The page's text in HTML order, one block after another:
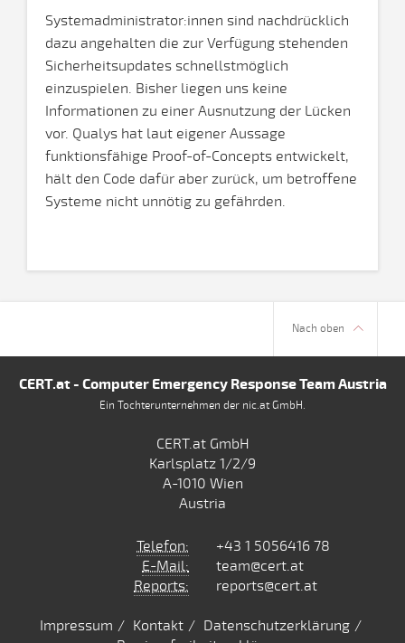
Systemadministrator:innen sind nachdrücklich
dazu angehalten die zur Verfügung stehenden
Sicherheitsupdates schnellstmöglich
einzuspielen. Bisher liegen uns keine
Informationen zu einer Ausnutzung der Lücken
vor. Qualys hat laut eigener Aussage
funktionsfähige Proof-of-Concepts entwickelt,
hält den Code dafür aber zurück, um betroffene
Systeme nicht unnötig zu gefährden.
Nach oben
CERT.at - Computer Emergency Response Team Austria
Ein Tochterunternehmen der nic.at GmbH.
CERT.at GmbH
Karlsplatz 1/2/9
A-1010 Wien
Austria
Telefon:
+43 1 5056416 78
E-Mail:
team@cert.at
Reports:
reports@cert.at
Impressum Kontakt
Datenschutzerklärung